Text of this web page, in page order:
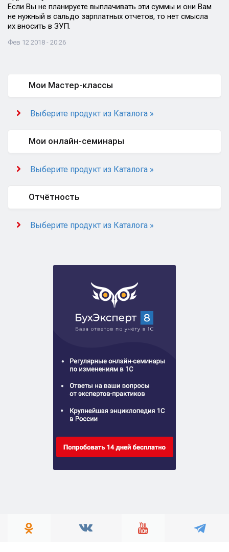
Если Вы не планируете выплачивать эти суммы и они Вам
не нужный в сальдо зарплатных отчетов, то нет смысла
их вносить в ЗУП.
Фев 12 2018 - 20:26
Мои Мастер-классы
Выберите продукт из Каталога »
Мои онлайн-семинары
Выберите продукт из Каталога »
Отчётность
Выберите продукт из Каталога »